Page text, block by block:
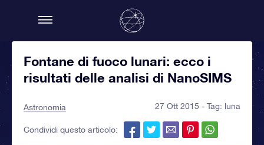
Fontane di fuoco lunari: ecco i
risultati delle analisi di NanoSIMS
Astronomia 27 Ott 2015 - Tag: luna
Condividi questo articolo: